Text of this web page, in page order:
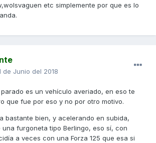
etc simplemente por que es lo
de Junio del 2018
es un vehículo averiado, en eso te
que fue por eso y no por otro motivo.
bastante bien, y acelerando en subida,
una furgoneta tipo Berlingo, eso sí, con
a veces con una Forza 125 que esa si